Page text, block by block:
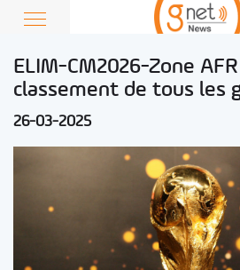
ELIM-CM2026-Zone
classement de tous les
26-03-2025